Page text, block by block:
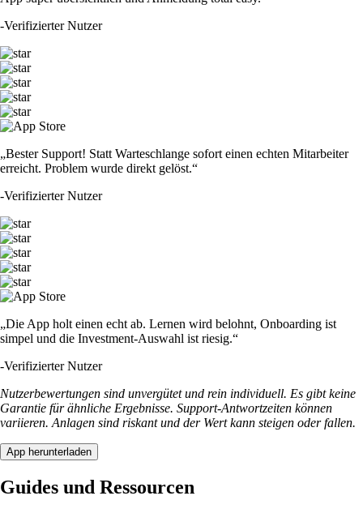
-Verifizierter Nutzer
„Bester Support! Statt Warteschlange sofort einen echten Mitarbeiter
erreicht. Problem wurde direkt gelöst.“
-Verifizierter Nutzer
„Die App holt einen echt ab. Lernen wird belohnt, Onboarding ist
simpel und die Investment-Auswahl ist riesig.“
-Verifizierter Nutzer
Nutzerbewertungen sind unvergütet und rein individuell. Es gibt keine
Garantie für ähnliche Ergebnisse. Support-Antwortzeiten können
variieren. Anlagen sind riskant und der Wert kann steigen oder fallen.
App herunterladen
Guides und Ressourcen